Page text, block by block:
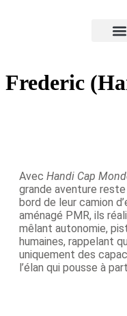
Frederic
Avec Handi Cap
grande aventure
bord de leur camion
aménagé PMR, ils
mêlant autonomie,
humaines, rappelant
uniquement des
l’élan qui pousse à